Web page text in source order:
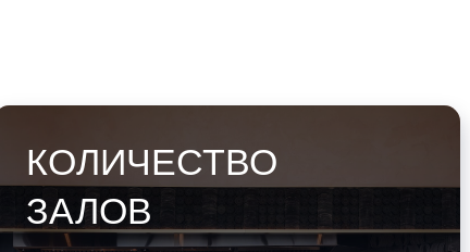
КОЛИЧЕСТВО
ЗАЛОВ